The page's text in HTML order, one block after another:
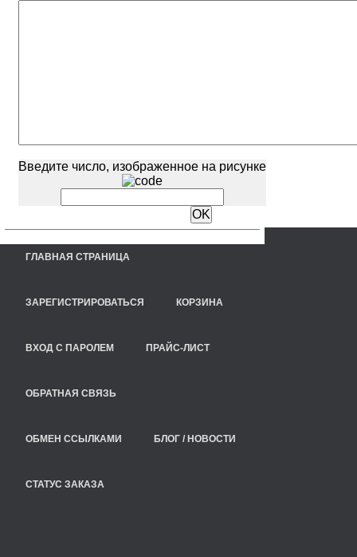
Введите число, изображенное на рисунке
ГЛАВНАЯ СТРАНИЦА
ЗАРЕГИСТРИРОВАТЬСЯ КОРЗИНА
ВХОД С ПАРОЛЕМ ПРАЙС-ЛИСТ
ОБРАТНАЯ СВЯЗЬ
ОБМЕН ССЫЛКАМИ БЛОГ / НОВОСТИ
СТАТУС ЗАКАЗА